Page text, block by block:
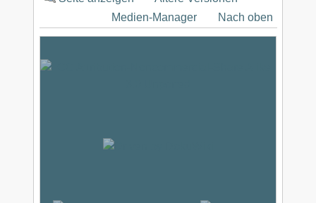
Medien-Manager
Nach oben